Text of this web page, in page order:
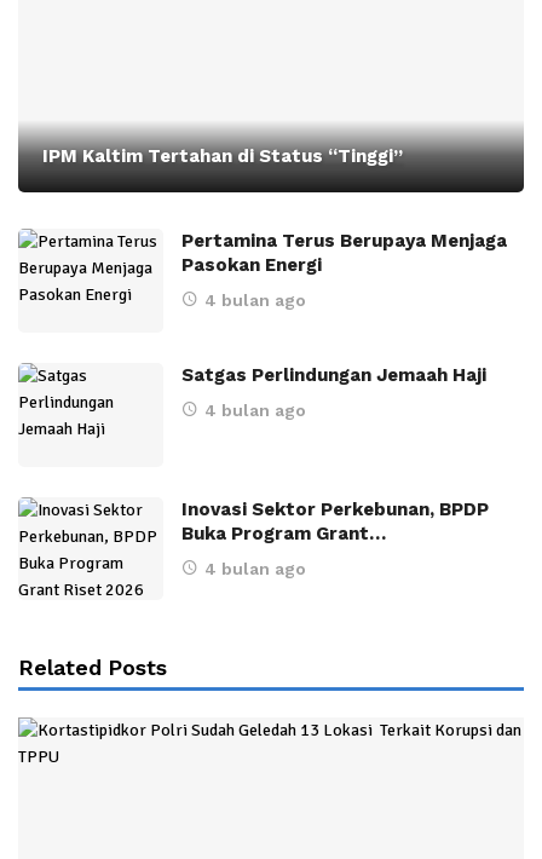
IPM Kaltim Tertahan di Status “Tinggi”
Pertamina Terus Berupaya Menjaga
Pasokan Energi
4 bulan ago
Satgas Perlindungan Jemaah Haji
4 bulan ago
Inovasi Sektor Perkebunan, BPDP
Buka Program Grant…
4 bulan ago
Related Posts